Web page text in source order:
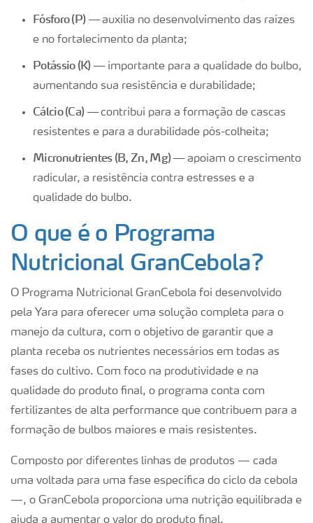
Fósforo (P) —auxilia no desenvolvimento das raízes
e no fortalecimento da planta;
Potássio (K) — importante para a qualidade do bulbo,
aumentando sua resistência e durabilidade;
Cálcio (Ca) —contribui para a formação de cascas
resistentes e para a durabilidade pós-colheita;
Micronutrientes (B, Zn, Mg) —apoiam o crescimento
radicular, a resistência contra estresses e a
qualidade do bulbo.
O que é o Programa
Nutricional GranCebola?
O Programa Nutricional GranCebola foi desenvolvido
pela Yara para oferecer uma solução completa para o
manejo da cultura, com o objetivo de garantir que a
planta receba os nutrientes necessários em todas as
fases do cultivo. Com foco na produtividade e na
qualidade do produto final, o programa conta com
fertilizantes de alta performance que contribuem para a
formação de bulbos maiores e mais resistentes.
Composto por diferentes linhas de produtos — cada
uma voltada para uma fase específica do ciclo da cebola
—, o GranCebola proporciona uma nutrição equilibrada e
ajuda a aumentar o valor do produto final.